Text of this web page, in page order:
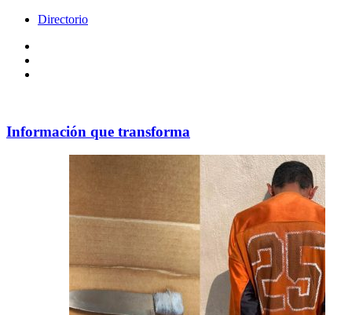
Directorio
Información que transforma